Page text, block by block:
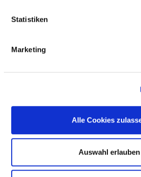
Statistiken
Marketing
Alle Cookies
Auswahl erlauben
FALLZAHLEN
Vollstationäre Fallzahl: 1.964
erbracht: Leistung
Anzahl G09N Hybrid-DRG der
G24M Hybrid-DRG der DRG
Hybrid-DRG der DRG G24B 9
der DRG I20F 8 J09N Hybrid-DRG
10
PERSONELLE AUSSTATTUNG